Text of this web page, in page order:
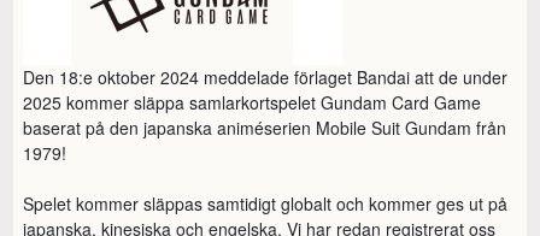
Den 18:e oktober 2024 meddelade förlaget Bandai att de under
2025 kommer släppa samlarkortspelet Gundam Card Game
baserat på den japanska animéserien Mobile Suit Gundam från
1979!
Spelet kommer släppas samtidigt globalt och kommer ges ut på
japanska, kinesiska och engelska. Vi har redan registrerat oss